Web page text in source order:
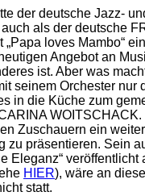
der deutsche Jazz-
als der deutsche
„Papa loves Mambo“
Angebot an
ist. Aber was
seinem Orchester nur
in die Küche zum
Zuschauern ein
zu präsentieren. Sein
Eleganz“ veröffentlicht
HIER), wäre an
statt.